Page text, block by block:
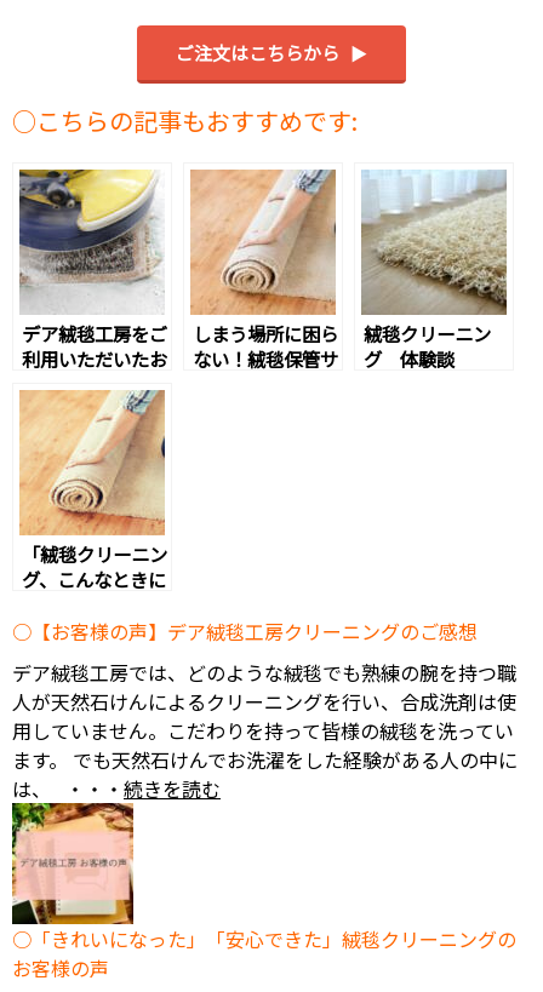
ご注文はこちらから
こちらの記事もおすすめです:
デア絨毯工房をご
利用いただいたお
客様の声｜カーペ
ット・ラグのクリ
ーニング事例
しまう場所に困ら
ない！絨毯保管サ
絨毯クリーニン
グ 体験談
「絨毯クリーニン
グ、こんなときに
デア絨毯工房が選
【お客様の声】デア絨毯工房クリーニングのご感想
デア絨毯工房では、どのような絨毯でも熟練の腕を持つ職
人が天然石けんによるクリーニングを行い、合成洗剤は使
用していません。こだわりを持って皆様の絨毯を洗ってい
ます。 でも天然石けんでお洗濯をした経験がある人の中に
は、 ・・・ 続きを読む
「きれいになった」「安心できた」絨毯クリーニングの
お客様の声